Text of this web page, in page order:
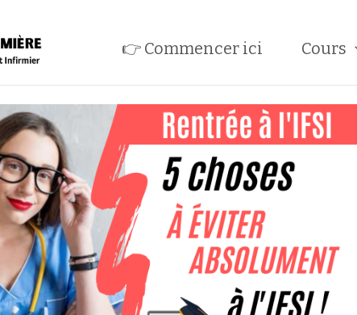
👉 Commencer ici Cours